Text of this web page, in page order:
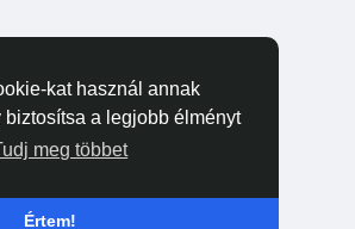
kat használ annak
biztosítsa a legjobb élményt
meg többet
Értem!